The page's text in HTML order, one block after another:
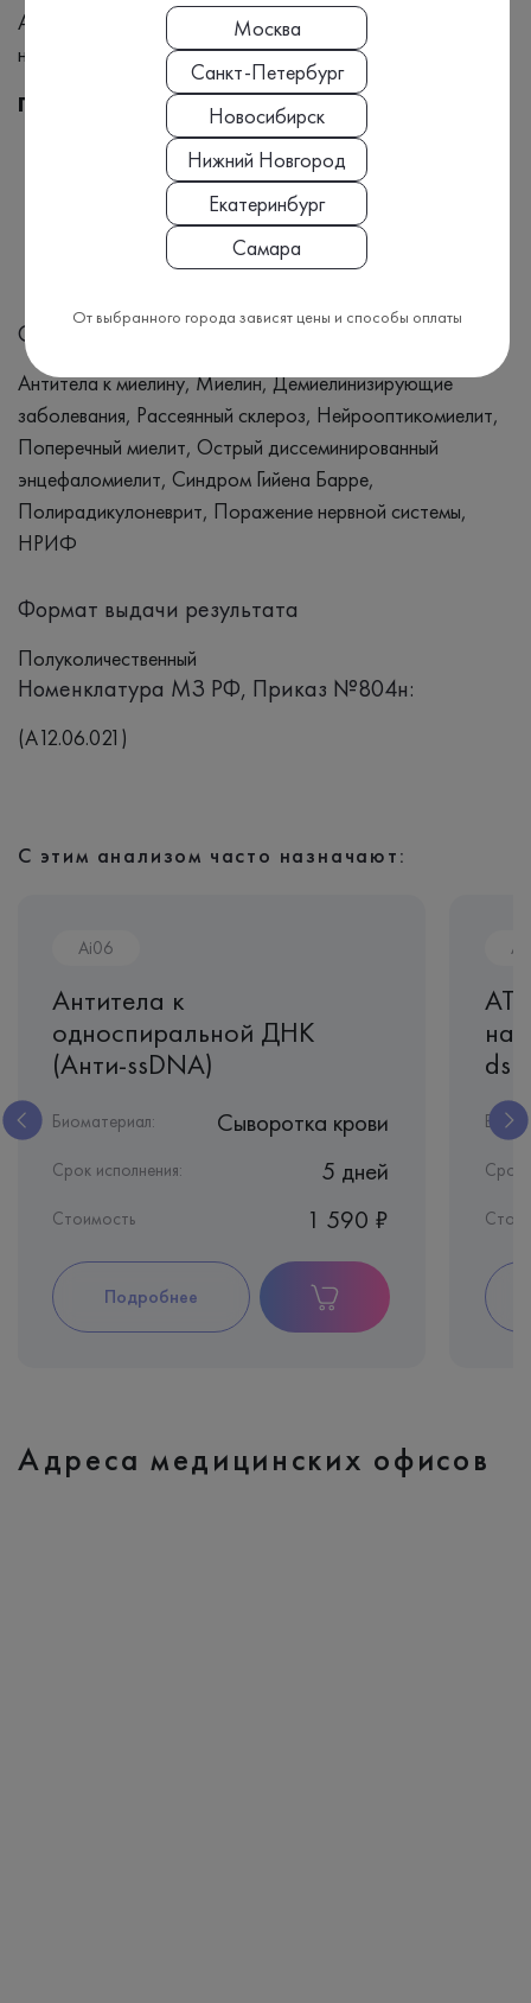
Антитела к антигенам миелина выявляются методом
непрямой иммунофлюоресценции (НРИФ)
Показания к выполнению исследования:
Подозрение на демиелинизирующие заболевания
центральной и/или периферической нервной
Синонимы
Антитела к миелину, Миелин, Демиелинизирующие
заболевания, Рассеянный склероз, Нейрооптикомиелит,
Поперечный миелит, Острый диссеминированный
энцефаломиелит, Синдром Гийена Барре,
Полирадикулоневрит, Поражение нервной системы,
НРИФ
Формат выдачи результата
Полуколичественный
Номенклатура МЗ РФ, Приказ №804н:
(A12.06.021)
С этим анализом часто назначают:
Ai06
Антитела к
односпиральной ДНК
(Анти-ssDNA)
Биоматериал: Сыворотка крови
Срок исполнения: 5 дней
Стоимость 1 590 ₽
Подробнее
АТ
Срок
Адреса медицинских офисов
Москва
Санкт-Петербург
Новосибирск
Нижний Новгород
Екатеринбург
Самара
От выбранного города зависят цены и способы оплаты